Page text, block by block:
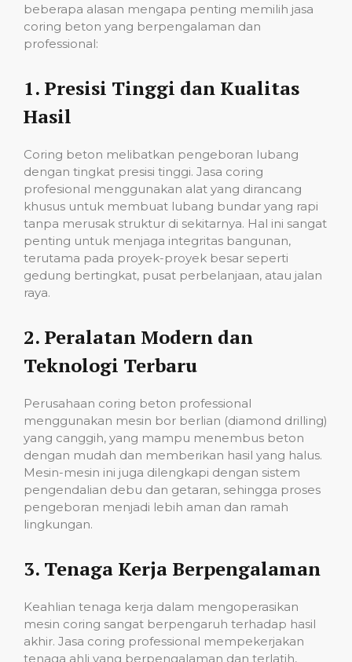
beberapa alasan mengapa penting memilih jasa
coring beton yang berpengalaman dan
professional:
1. Presisi Tinggi dan Kualitas
Hasil
Coring beton melibatkan pengeboran lubang
dengan tingkat presisi tinggi. Jasa coring
profesional menggunakan alat yang dirancang
khusus untuk membuat lubang bundar yang rapi
tanpa merusak struktur di sekitarnya. Hal ini sangat
penting untuk menjaga integritas bangunan,
terutama pada proyek-proyek besar seperti
gedung bertingkat, pusat perbelanjaan, atau jalan
raya.
2. Peralatan Modern dan
Teknologi Terbaru
Perusahaan coring beton professional
menggunakan mesin bor berlian (diamond drilling)
yang canggih, yang mampu menembus beton
dengan mudah dan memberikan hasil yang halus.
Mesin-mesin ini juga dilengkapi dengan sistem
pengendalian debu dan getaran, sehingga proses
pengeboran menjadi lebih aman dan ramah
lingkungan.
3. Tenaga Kerja Berpengalaman
Keahlian tenaga kerja dalam mengoperasikan
mesin coring sangat berpengaruh terhadap hasil
akhir. Jasa coring professional mempekerjakan
tenaga ahli yang berpengalaman dan terlatih,